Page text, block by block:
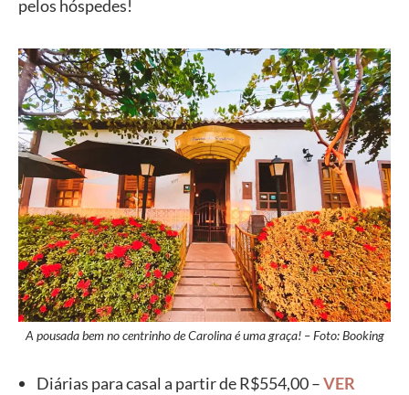
pelos hóspedes!
A pousada bem no centrinho de Carolina é uma graça! – Foto: Booking
Diárias para casal a partir de R$554,00 –VER